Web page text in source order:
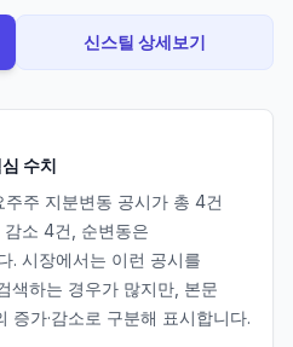
신스틸 상세보기
수치
주 지분변동 공시가 총 4건
감소 4건, 순변동은
. 시장에서는 이런 공시를
색하는 경우가 많지만, 본문
증가·감소로 구분해 표시합니다.